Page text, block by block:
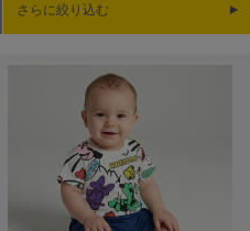
さらに絞り込む